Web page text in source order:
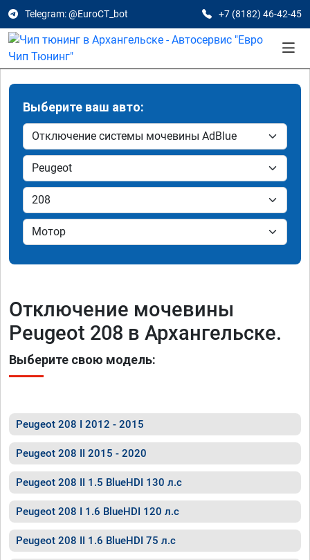
Telegram: @EuroCT_bot +7 (8182) 46-42-45
Выберите ваш авто:
Отключение мочевины
Peugeot 208 в Архангельске.
Выберите свою модель:
Peugeot 208 I 2012 - 2015
Peugeot 208 II 2015 - 2020
Peugeot 208 II 1.5 BlueHDI 130 л.с
Peugeot 208 I 1.6 BlueHDI 120 л.с
Peugeot 208 II 1.6 BlueHDI 75 л.с